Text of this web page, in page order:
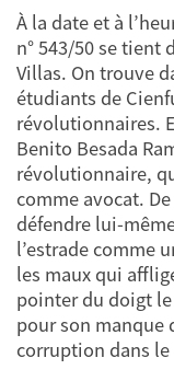
À la date et à
n° 543/50 se tient
Villas. On trouve
étudiants de
révolutionnaires.
Benito Besada
révolutionnaire,
comme avocat.
défendre lui-
l’estrade comme
les maux qui
pointer du doigt
pour son manque
corruption dans le